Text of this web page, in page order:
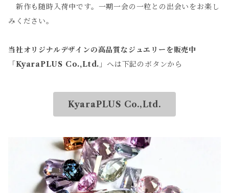
新作も随時入荷中です。一期一会の一粒との出会いをお楽し
みください。
当社オリジナルデザインの高品質なジュエリーを販売中
「 KyaraPLUS Co.,Ltd. 」へは下記のボタンから
KyaraPLUS Co.,Ltd.